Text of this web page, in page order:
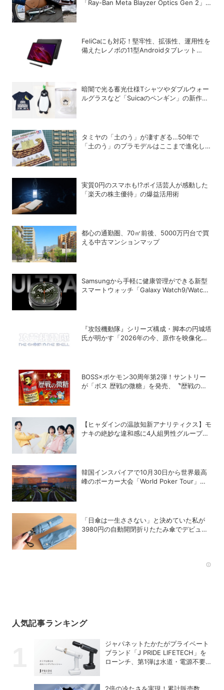
「Ray-Ban Meta Blayzer Optics Gen 2」
FeliCaにも対応！堅牢性、拡張性、運用性を
備えたレノボの11型Androidタブレット
暗闇で光る蓄光仕様Tシャツやダブルウォー
ルグラスなど「Suicaのペンギン」の新作グ
タミヤの「土のう」が凄すぎる…50年で
「土のう」のプラモデルはここまで進化し
実質0円のスマホも!?ポイ活芸人が感動した
「楽天の株主優待」の爆益活用術
都心の通勤圏、70㎡前後、5000万円台で買
える中古マンションマップ
Samsungから手軽に健康管理ができる新型
スマートウォッチ「Galaxy Watch9/Watch
『攻殻機動隊』シリーズ構成・脚本の円城塔
氏が明かす「2026年の今、原作を映像化す
BOSS×ポケモン30周年第2弾！サントリー
が「ボス 歴戦の微糖」を発売、〝歴戦のボ
【ヒャダインの温故知新アナリティクス】モ
ナキの絶妙な違和感に4人組男性グループの
韓国インスパイアで10月30日から世界最高
峰のポーカー大会「World Poker Tour」を
「日傘は一生ささない」と決めていた私が
3980円の自動開閉折りたたみ傘でデビュー
人気記事ランキング
ジャパネットたかたがプライベート
ブランド「J PRIDE LIFETECH」を
ローンチ、第1弾は水道・電源不要